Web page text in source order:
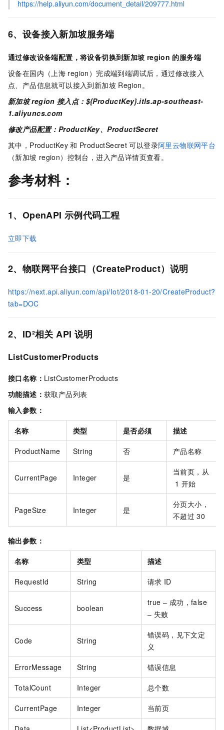
https://help.aliyun.com/document_detail/209777.html
6、设备接入新加坡服务端
通过修改设备端配置，将设备切换到新加坡 region 的服务端
设备在国内（上海 region）完成端到端调试后，通过修改接入
点、产品信息就可以接入到新加坡 Region。
新加坡 region 接入点：${ProductKey}.itls.ap-southeast-
1.aliyuncs.com
修改产品配置：ProductKey、ProductSecret
其中，ProductKey 和 ProductSecret 可以登录阿里云物联网平台
（新加坡 region）控制台，进入产品详情页查看。
参考材料：
1、OpenAPI 示例代码工程
立即下载
2、物联网平台接口（CreateProduct）说明
https://next.api.aliyun.com/api/Iot/2018-01-20/CreateProduct?
tab=DOC
2、ID²相关 API 说明
ListCustomerProducts
接口名称： ListCustomerProducts
功能描述： 获取产品列表
输入参数：
名称 类型 是否必须 描述
ProductName String 否 产品名称
CurrentPage Integer 是
当前页，从
1 开始
PageSize Integer 是
分页大小，
不超过 30
输出参数：
名称 类型 描述
RequestId String 请求 ID
Success boolean
true – 成功，false
– 失败
Code String
错误码，见下文定
义
ErrorMessage String 错误信息
TotalCount Integer 总个数
CurrentPage Integer 当前页